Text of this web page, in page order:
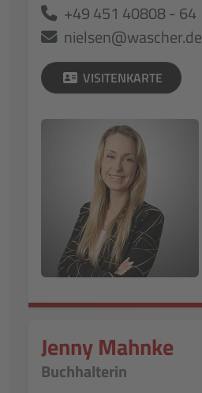
+49 451 40808 - 64
nielsen@wascher.de
VISITENKARTE
Jenny Mahnke
Buchhalterin